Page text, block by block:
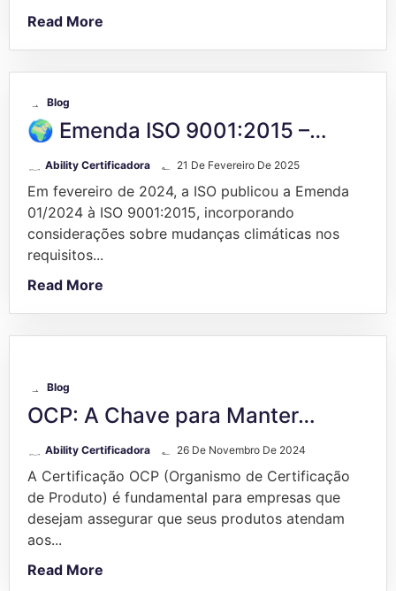
Read More
Blog
🌍 Emenda ISO 9001:2015 –…
Ability Certificadora 21 De Fevereiro De 2025
Em fevereiro de 2024, a ISO publicou a Emenda
01/2024 à ISO 9001:2015, incorporando
considerações sobre mudanças climáticas nos
requisitos...
Read More
Blog
OCP: A Chave para Manter…
Ability Certificadora 26 De Novembro De 2024
A Certificação OCP (Organismo de Certificação
de Produto) é fundamental para empresas que
desejam assegurar que seus produtos atendam
aos...
Read More